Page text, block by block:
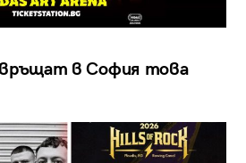
в София това